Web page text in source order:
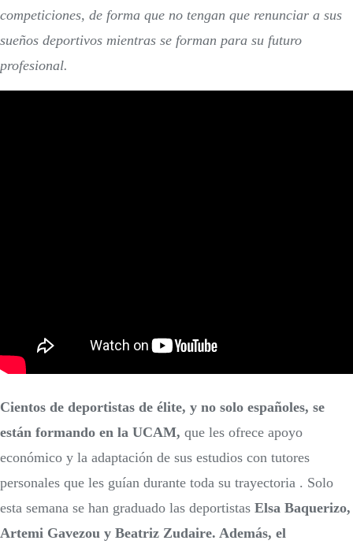
competiciones, de forma que no tengan que renunciar a sus
sueños deportivos mientras se forman para su futuro
profesional.
Cientos de deportistas de élite, y no solo españoles, se
están formando en la UCAM, que les ofrece apoyo
económico y la adaptación de sus estudios con tutores
personales que les guían durante toda su trayectoria . Solo
esta semana se han graduado las deportistas Elsa Baquerizo,
Artemi Gavezou y Beatriz Zudaire. Además, el